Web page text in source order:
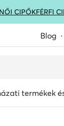
NŐI CIPŐKFÉRFI
Blog
termékek